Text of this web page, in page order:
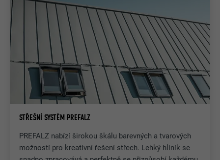
STŘEŠNÍ SYSTÉM PREFALZ
PREFALZ nabízí širokou škálu barevných a tvarových
možností pro kreativní řešení střech. Lehký hliník se